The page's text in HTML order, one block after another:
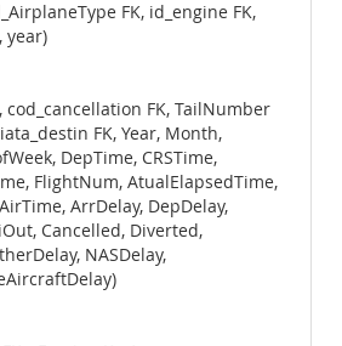
FK, id_engine FK,
year)
cod_cancellation FK, TailNumber
FK, Year, Month,
DepTime, CRSTime,
FlightNum, AtualElapsedTime,
ArrDelay, DepDelay,
Cancelled, Diverted,
NASDelay,